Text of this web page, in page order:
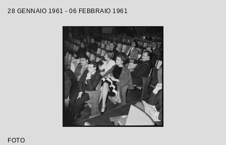
28 GENNAIO 1961 - 06 FEBBRAIO 1961
FOTO